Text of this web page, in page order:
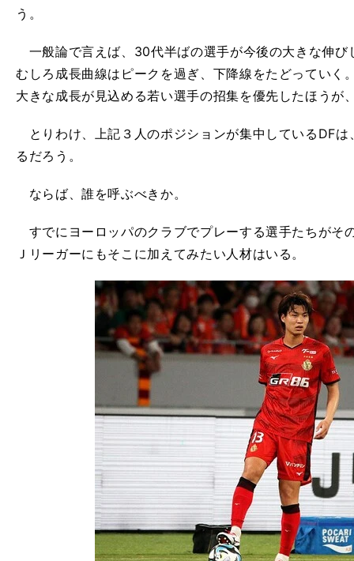
う。
一般論で言えば、30代半ばの選手が今後の大きな伸び
むしろ成長曲線はピークを過ぎ、下降線をたどっていく
大きな成長が見込める若い選手の招集を優先したほうが
とりわけ、上記３人のポジションが集中しているDF
るだろう。
ならば、誰を呼ぶべきか。
すでにヨーロッパのクラブでプレーする選手たちがそ
Ｊリーガーにもそこに加えてみたい人材はいる。